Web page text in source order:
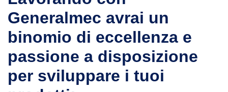
Generalmec avrai un
binomio di eccellenza e
passione a disposizione
per sviluppare i tuoi